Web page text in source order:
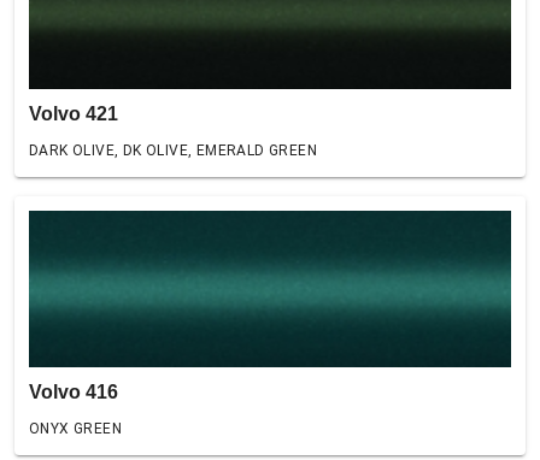
Volvo 421
DARK OLIVE, DK OLIVE, EMERALD GREEN
Volvo 416
ONYX GREEN